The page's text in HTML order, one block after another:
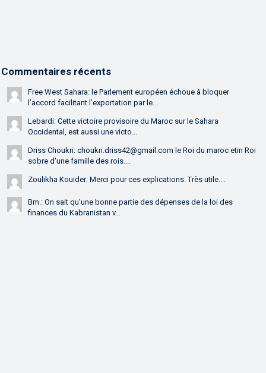
Commentaires récents
Free West Sahara: le Parlement européen échoue à bloquer
l’accord facilitant l’exportation par le...
Lebardi: Cette victoire provisoire du Maroc sur le Sahara
Occidental, est aussi une victo...
Driss Choukri: choukri.driss42@gmail.com le Roi du maroc etin Roi
sobre d'une famille des rois....
Zoulikha Kouider: Merci pour ces explications. Très utile....
Bm.: On sait qu'une bonne partie des dépenses de la loi des
finances du Kabranistan v...